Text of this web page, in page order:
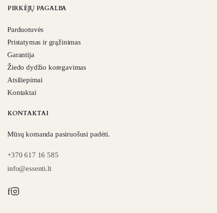
PIRKĖJŲ PAGALBA
Parduotuvės
Pristatymas ir grąžinimas
Garantija
Žiedo dydžio koregavimas
Atsiliepimai
Kontaktai
KONTAKTAI
Mūsų komanda pasiruošusi padėti.
+370 617 16 585
info@essenti.lt
f